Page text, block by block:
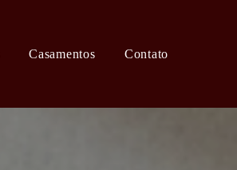
Casamentos Contato